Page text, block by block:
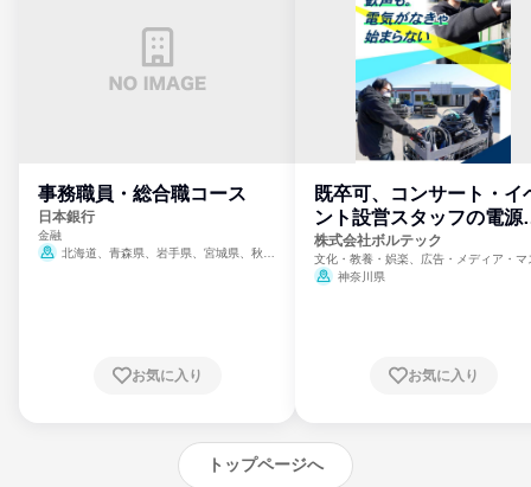
事務職員・総合職コース
日本銀行
金融
北海道、青森県、岩手県、宮城県、秋田
崎県、熊本県、大分県、宮崎県、鹿児島県、
お気に入り
既卒可、コンサート・イ
ント設営スタッフの電源
門
株式会社ボルテック
文化・教養・娯楽、広告・メディア・マ
ミ、電力・ガス・水道・エネルギー
神奈川県
お気に入り
トップページへ